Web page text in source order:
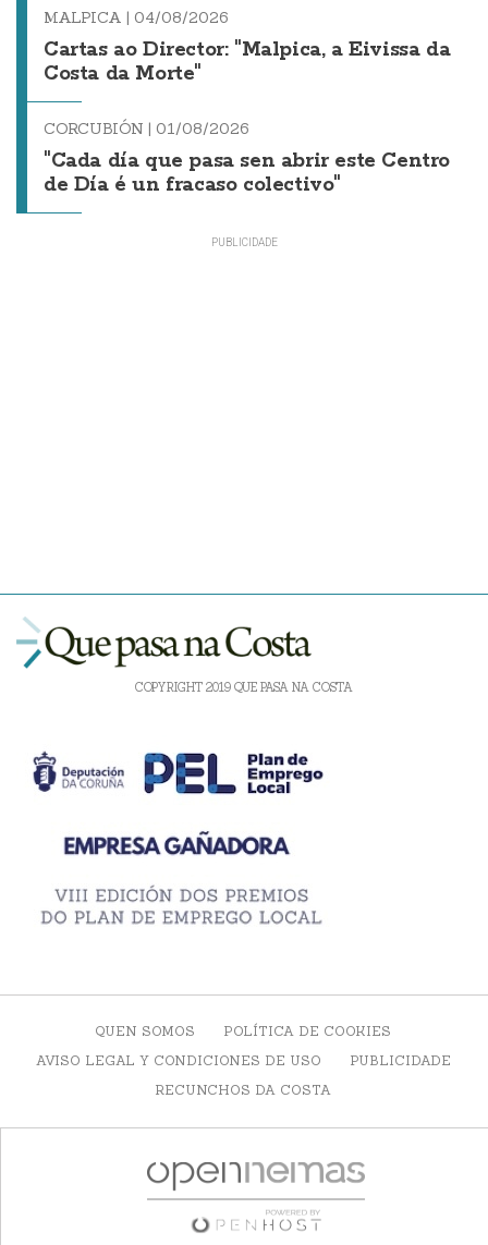
MALPICA | 04/08/2026
Cartas ao Director: "Malpica, a Eivissa da
Costa da Morte"
CORCUBIÓN | 01/08/2026
"Cada día que pasa sen abrir este Centro
de Día é un fracaso colectivo"
COPYRIGHT 2019 QUE PASA NA COSTA
QUEN SOMOS
POLÍTICA DE COOKIES
AVISO LEGAL Y CONDICIONES DE USO
PUBLICIDADE
RECUNCHOS DA COSTA